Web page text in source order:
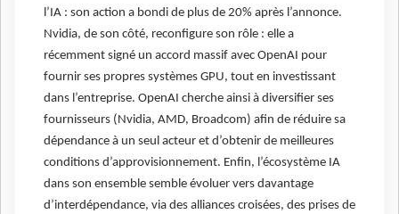
l’IA : son action a bondi de plus de 20% après l’annonce.
Nvidia, de son côté, reconfigure son rôle : elle a
récemment signé un accord massif avec OpenAI pour
fournir ses propres systèmes GPU, tout en investissant
dans l’entreprise. OpenAI cherche ainsi à diversifier ses
fournisseurs (Nvidia, AMD, Broadcom) afin de réduire sa
dépendance à un seul acteur et d’obtenir de meilleures
conditions d’approvisionnement. Enfin, l’écosystème IA
dans son ensemble semble évoluer vers davantage
d’interdépendance, via des alliances croisées, des prises de